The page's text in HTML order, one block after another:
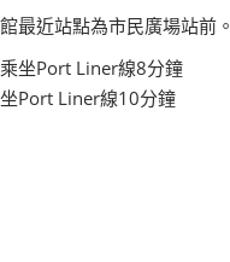
最近站點為市民廣場站前。
坐Port Liner線8分鐘
坐Port Liner線10分鐘